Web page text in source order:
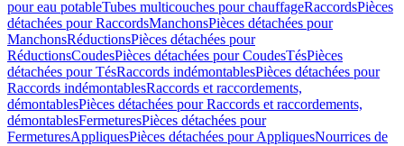
pour eau potableTubes multicouches pour chauffageRaccordsPièces
détachées pour RaccordsManchonsPièces détachées pour
ManchonsRéductionsPièces détachées pour
RéductionsCoudesPièces détachées pour CoudesTésPièces
détachées pour TésRaccords indémontablesPièces détachées pour
Raccords indémontablesRaccords et raccordements,
démontablesPièces détachées pour Raccords et raccordements,
démontablesFermeturesPièces détachées pour
FermeturesAppliquesPièces détachées pour AppliquesNourrices de